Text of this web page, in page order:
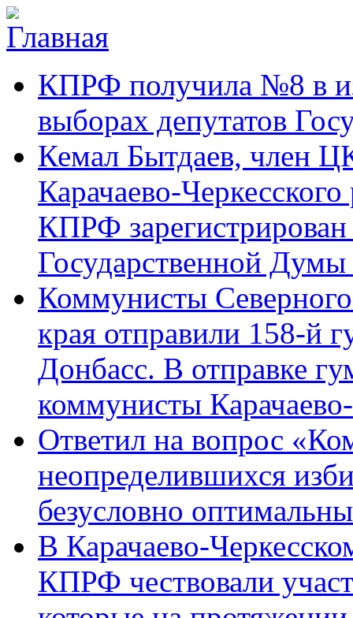
Перейти к основному содержанию
Черкесское
республиканское
отделение
Коммунистической
партии Российской
Федерации
аргументы,
факты КПРФ получила №8 в
выборах депутатов
Кемал Бытдаев, член
Карачаево-
КПРФ
Государственной
Коммунисты Северного
края отправили 158-й
Донбасс. В отправке
коммунисты
Ответил на вопрос
неопределившихся
безусловно
В Карачаево-
КПРФ чествовали